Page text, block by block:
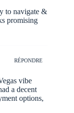
to navigate &
promising
RÉPONDRE
vibe
a decent
options,